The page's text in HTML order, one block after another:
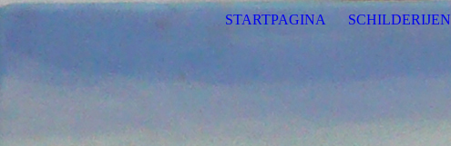
STARTPAGINA SCHILDERIJEN